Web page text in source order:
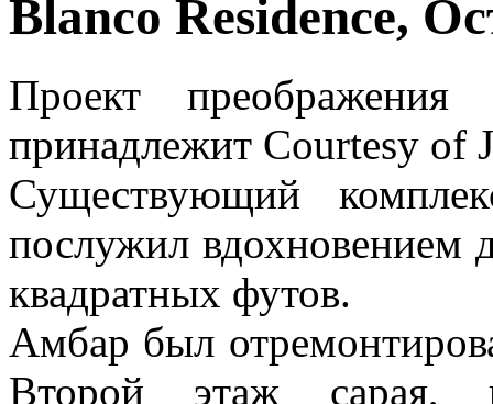
Blanco Residence,
Проект преображения
принадлежит Courtesy of
Существующий
послужил вдохновением
квадратных футов.
Амбар был
Второй этаж сарая,